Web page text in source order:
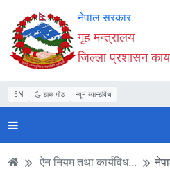
Accessibility
Mode
सुरु
गर्नुहोस्
सामाग्री
पढ्नुहाेस्
नेभिगेसन
पढ्नुहाेस्
वेबसाइट
खोजमा
जानुहोस्
नेपाल सरकार
गृह मन्त्रालय
जिल्ला प्रशासन
EN डार्क मोड न्यून व्यान्डविथ
ऐन नियम तथा कार्यविध...